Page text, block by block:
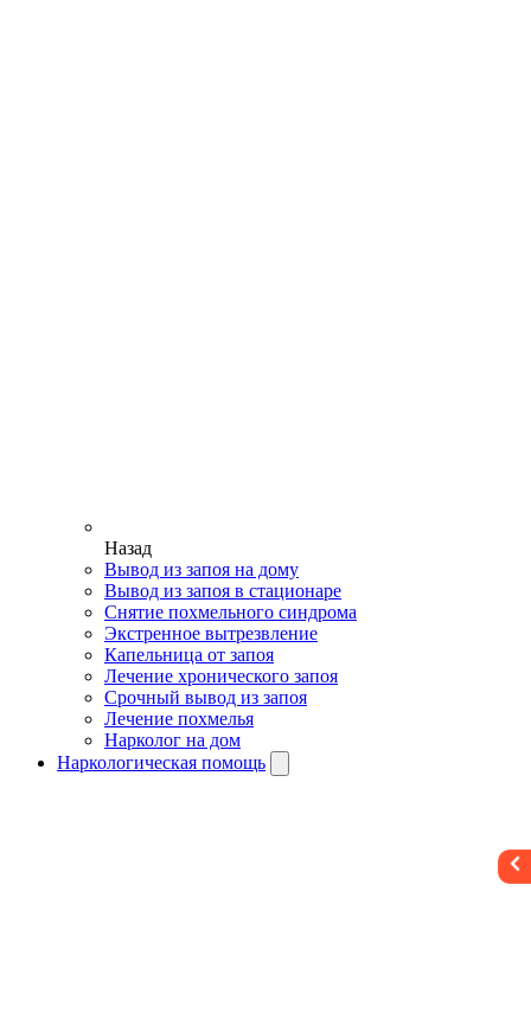
Назад
Вывод из запоя на дому
Вывод из запоя в стационаре
Снятие похмельного синдрома
Экстренное вытрезвление
Капельница от запоя
Лечение хронического запоя
Срочный вывод из запоя
Лечение похмелья
Нарколог на дом
Наркологическая помощь